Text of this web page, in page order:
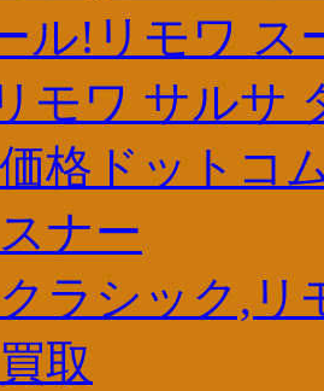
ル!リモワ ス
モワ サルサ
格ドットコ
ナー
ラシック,
取